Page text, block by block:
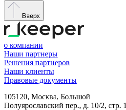
Вверх
о компании
Наши партнеры
Решения партнеров
Наши клиенты
Правовые документы
105120, Москва, Большой
Полуярославский пер., д. 10/2, стр. 1